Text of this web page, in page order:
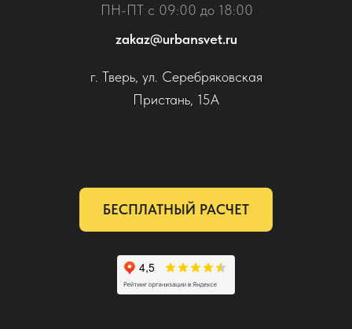
ПН-ПТ с 09:00 до 18:00
г. Тверь, ул. Серебряковская
Пристань, 15А
БЕСПЛАТНЫЙ РАСЧЕТ
zakaz@urbansvet.ru